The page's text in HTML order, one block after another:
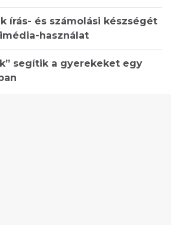
írás- és számolási készségét
használat
segítik a gyerekeket egy